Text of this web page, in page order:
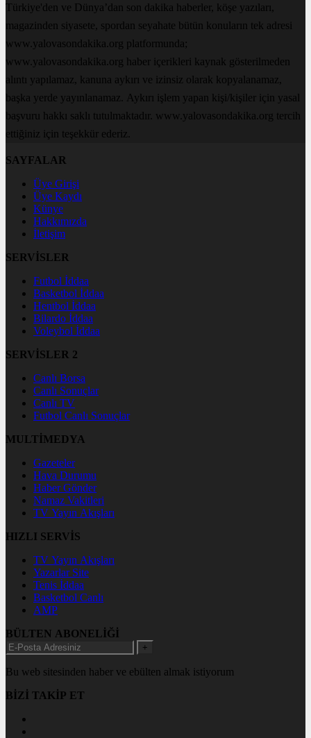
Türkiye'den ve Dünya’dan son dakika haberler, köşe yazıları,
magazinden siyasete, spordan seyahate bütün konuların tek adresi
www.yalovasondakika.org platformunda;
www.yalovasondakika.org haber içerikleri kaynak gösterilmeden
alıntı yapılamaz, kanuna aykırı ve izinsiz olarak kopyalanamaz,
başka yerde yayınlanamaz. Aykırı işlem yapan kişi/kişiler için yasal
başvuru hakkı saklı tutulmaktadır. www.yalovasondakika.org tercih
ettiğiniz için teşekkür ederiz.
SAYFALAR
Üye Girişi
Üye Kaydı
Künye
Hakkımızda
İletişim
SERVİSLER
Futbol İddaa
Basketbol İddaa
Hentbol İddaa
Bilardo İddaa
Voleybol İddaa
SERVİSLER 2
Canlı Borsa
Canlı Sonuçlar
Canlı TV
Futbol Canlı Sonuçlar
MULTİMEDYA
Gazeteler
Hava Durumu
Haber Gönder
Namaz Vakitleri
TV Yayın Akışları
HIZLI SERVİS
TV Yayın Akışları
Yazarlar Site
Tenis İddaa
Basketbol Canlı
AMP
BÜLTEN ABONELİĞİ
+
Bu web sitesinden haber ve ebülten almak istiyorum
BİZİ TAKİP ET